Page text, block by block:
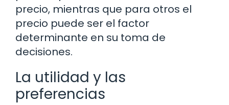
precio, mientras que para otros el
precio puede ser el factor
determinante en su toma de
decisiones.
La utilidad y las
preferencias